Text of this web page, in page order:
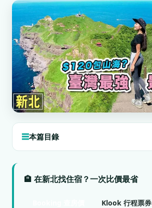
本篇目錄
🏨 在新北找住宿？一次比價最省
Klook 行程票券